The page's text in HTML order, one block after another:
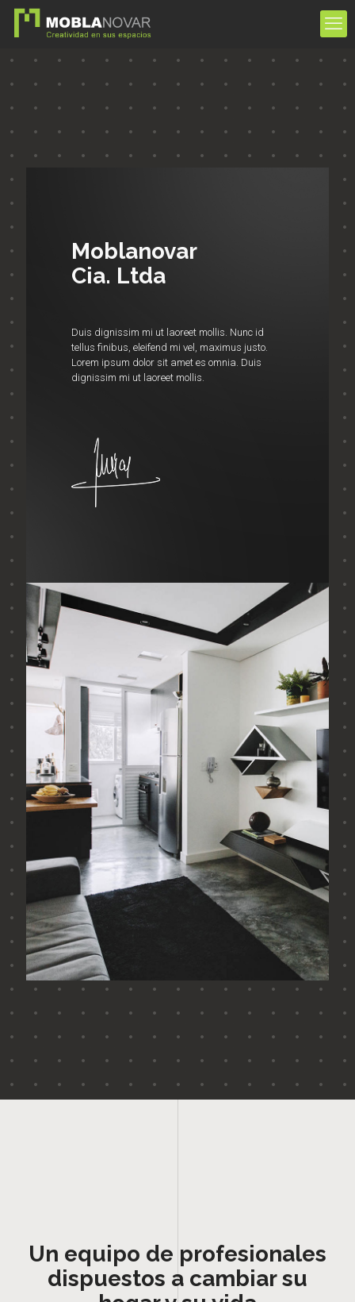
Moblanovar
Cia. Ltda
Duis dignissim mi ut laoreet mollis. Nunc id
tellus finibus, eleifend mi vel, maximus justo.
Lorem ipsum dolor sit amet es omnia. Duis
dignissim mi ut laoreet mollis.
Un equipo de profesionales
dispuestos a cambiar su